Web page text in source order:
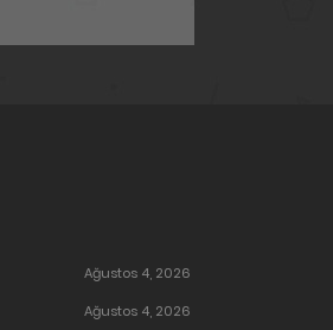
Ağustos 4, 2026
Ağustos 4, 2026